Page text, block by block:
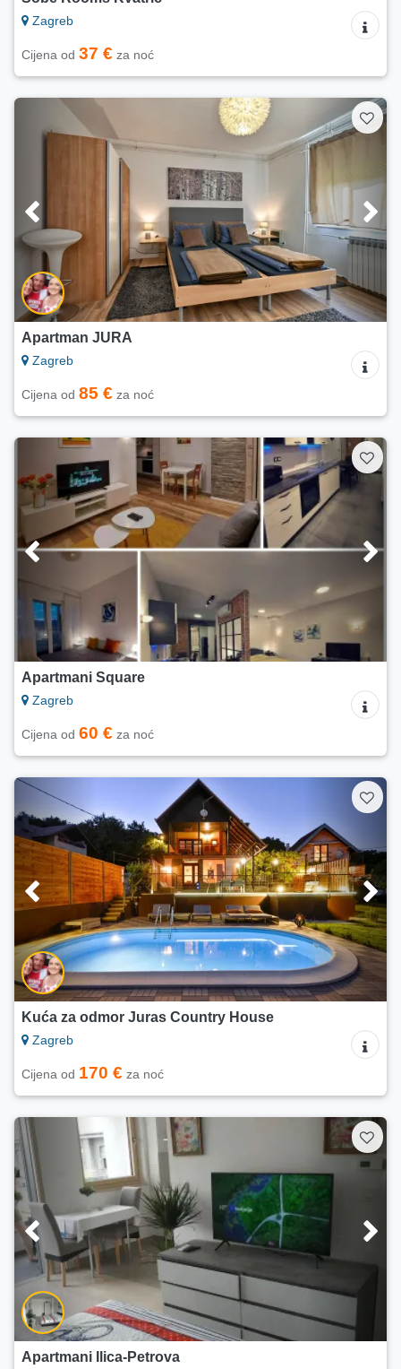
Zagreb
Cijena od 37 € za noć
Apartman JURA
Zagreb
Cijena od 85 € za noć
Apartmani Square
Zagreb
Cijena od 60 € za noć
Kuća za odmor Juras Country House
Zagreb
Cijena od 170 € za noć
Apartmani Ilica-Petrova